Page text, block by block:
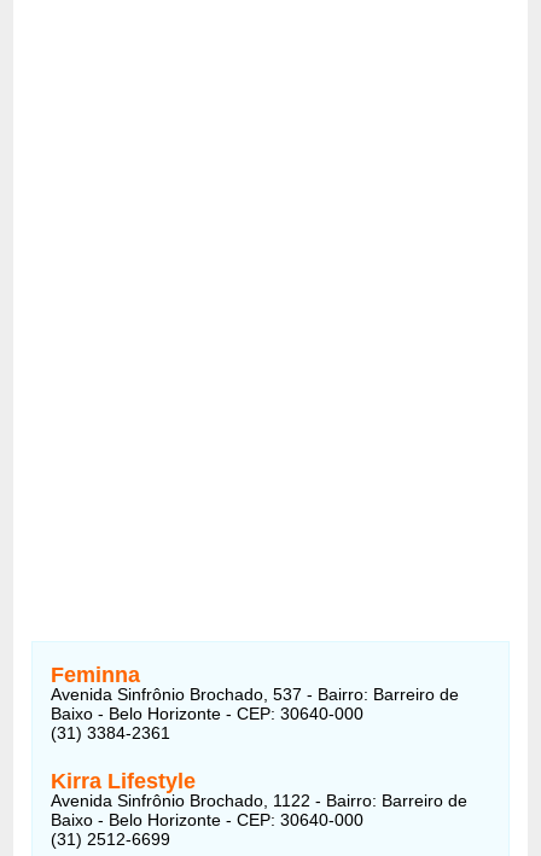
Feminna
Avenida Sinfrônio Brochado, 537 - Bairro: Barreiro de
Baixo - Belo Horizonte - CEP: 30640-000
(31) 3384-2361
Kirra Lifestyle
Avenida Sinfrônio Brochado, 1122 - Bairro: Barreiro de
Baixo - Belo Horizonte - CEP: 30640-000
(31) 2512-6699